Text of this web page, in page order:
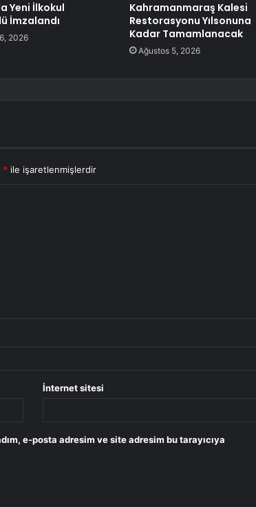
Yeni İlkokul
İmzalandı
2026
Kahramanmaraş Kalesi
Restorasyonu Yılsonuna
Kadar Tamamlanacak
Ağustos 5, 2026
* ile işaretlenmişlerdir
İnternet sitesi
e-posta adresim ve site adresim bu tarayıcıya